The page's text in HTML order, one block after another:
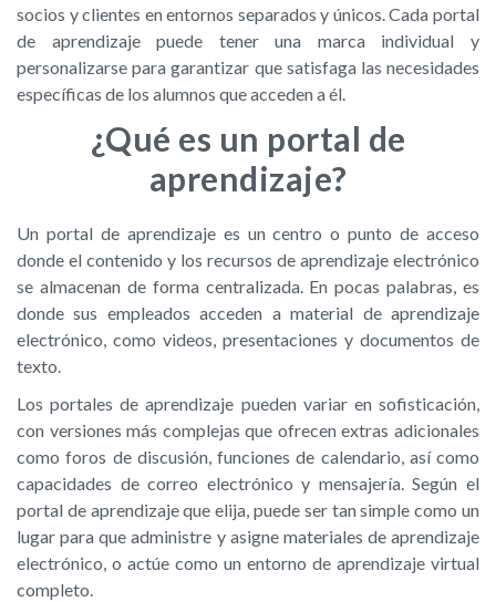
socios y clientes en entornos separados y únicos. Cada portal
de aprendizaje puede tener una marca individual y
personalizarse para garantizar que satisfaga las necesidades
específicas de los alumnos que acceden a él.
¿Qué es un portal de
aprendizaje?
Un portal de aprendizaje es un centro o punto de acceso
donde el contenido y los recursos de aprendizaje electrónico
se almacenan de forma centralizada. En pocas palabras, es
donde sus empleados acceden a material de aprendizaje
electrónico, como videos, presentaciones y documentos de
texto.
Los portales de aprendizaje pueden variar en sofisticación,
con versiones más complejas que ofrecen extras adicionales
como foros de discusión, funciones de calendario, así como
capacidades de correo electrónico y mensajería. Según el
portal de aprendizaje que elija, puede ser tan simple como un
lugar para que administre y asigne materiales de aprendizaje
electrónico, o actúe como un entorno de aprendizaje virtual
completo.